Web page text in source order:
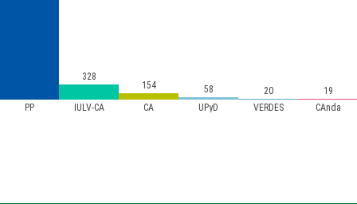
PP IULV-CA CA UPyD VERDES CAnda
328
154 58 20 19